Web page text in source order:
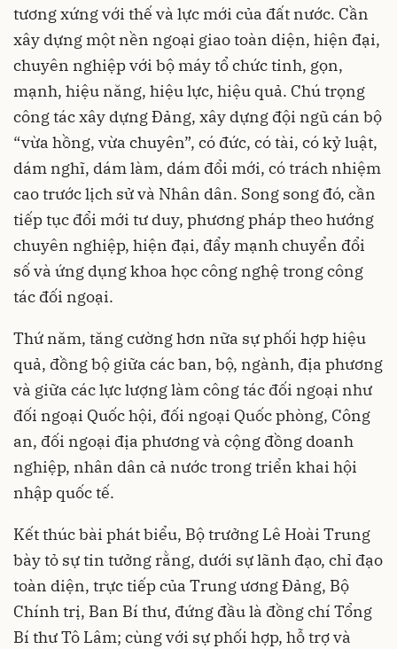
tương xứng với thế và lực mới của đất nước. Cần
xây dựng một nền ngoại giao toàn diện, hiện đại,
chuyên nghiệp với bộ máy tổ chức tinh, gọn,
mạnh, hiệu năng, hiệu lực, hiệu quả. Chú trọng
công tác xây dựng Đảng, xây dựng đội ngũ cán bộ
“vừa hồng, vừa chuyên”, có đức, có tài, có kỷ luật,
dám nghĩ, dám làm, dám đổi mới, có trách nhiệm
cao trước lịch sử và Nhân dân. Song song đó, cần
tiếp tục đổi mới tư duy, phương pháp theo hướng
chuyên nghiệp, hiện đại, đẩy mạnh chuyển đổi
số và ứng dụng khoa học công nghệ trong công
tác đối ngoại.
Thứ năm, tăng cường hơn nữa sự phối hợp hiệu
quả, đồng bộ giữa các ban, bộ, ngành, địa phương
và giữa các lực lượng làm công tác đối ngoại như
đối ngoại Quốc hội, đối ngoại Quốc phòng, Công
an, đối ngoại địa phương và cộng đồng doanh
nghiệp, nhân dân cả nước trong triển khai hội
nhập quốc tế.
Kết thúc bài phát biểu, Bộ trưởng Lê Hoài Trung
bày tỏ sự tin tưởng rằng, dưới sự lãnh đạo, chỉ đạo
toàn diện, trực tiếp của Trung ương Đảng, Bộ
Chính trị, Ban Bí thư, đứng đầu là đồng chí Tổng
Bí thư Tô Lâm; cùng với sự phối hợp, hỗ trợ và